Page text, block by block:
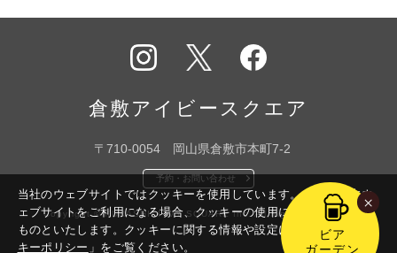
ビア
ガーデン
×
タグラ
ム
スブッ
ク
倉敷アイビースクエア
〒710-0054 岡山県倉敷市本町7-2
予約・お問い合わせ
Copyright © KURASHIKI IVY SQUARE Inc. All Rights Reserved.
当社のウェブサイトではクッキーを使用しています。このまま本ウ
ェブサイトをご利用になる場合、クッキーの使用に同意いただいた
ものといたします。 クッキーに関する情報や設定については「
キーポリシー 」をご覧ください。